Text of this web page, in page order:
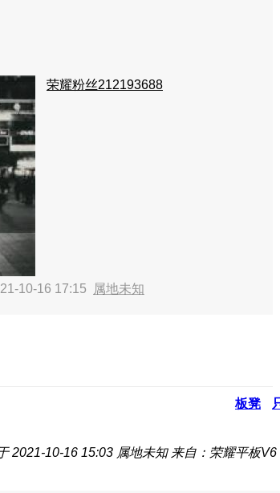
荣耀粉丝212193688
10-16 17:15 属地未知
板凳
2021-10-16 15:03 属地未知 来自：荣耀平板V6